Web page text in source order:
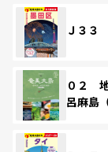
Ｊ３
０２
呂麻島